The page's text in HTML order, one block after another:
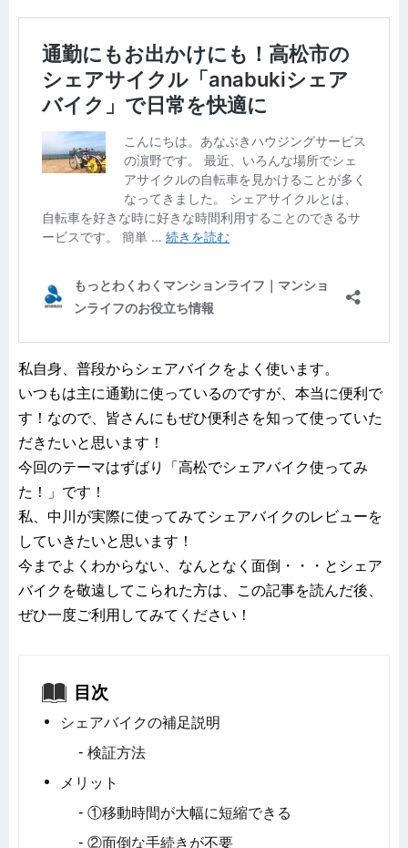
私自身、普段からシェアバイクをよく使います。
いつもは主に通勤に使っているのですが、本当に便利で
す！なので、皆さんにもぜひ便利さを知って使っていた
だきたいと思います！
今回のテーマはずばり「高松でシェアバイク使ってみ
た！」です！
私、中川が実際に使ってみてシェアバイクのレビューを
していきたいと思います！
今までよくわからない、なんとなく面倒・・・とシェア
バイクを敬遠してこられた方は、この記事を読んだ後、
ぜひ一度ご利用してみてください！
目次
シェアバイクの補足説明
検証方法
メリット
①移動時間が大幅に短縮できる
②面倒な手続きが不要